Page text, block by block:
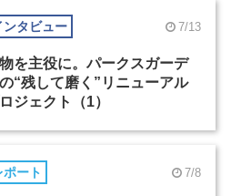
ンタビュー 7/13
を主役に。パークスガーデ
“残して磨く”リニューアル
ジェクト（1）
ポート 7/8